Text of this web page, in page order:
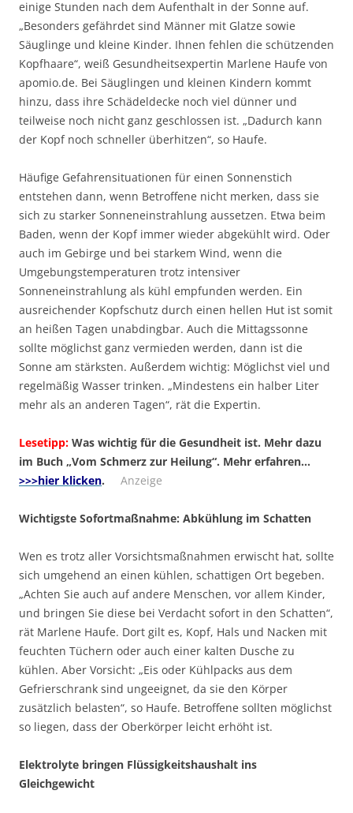
einige Stunden nach dem Aufenthalt in der Sonne auf.
„Besonders gefährdet sind Männer mit Glatze sowie
Säuglinge und kleine Kinder. Ihnen fehlen die schützenden
Kopfhaare“, weiß Gesundheitsexpertin Marlene Haufe von
apomio.de. Bei Säuglingen und kleinen Kindern kommt
hinzu, dass ihre Schädeldecke noch viel dünner und
teilweise noch nicht ganz geschlossen ist. „Dadurch kann
der Kopf noch schneller überhitzen“, so Haufe.
Häufige Gefahrensituationen für einen Sonnenstich
entstehen dann, wenn Betroffene nicht merken, dass sie
sich zu starker Sonneneinstrahlung aussetzen. Etwa beim
Baden, wenn der Kopf immer wieder abgekühlt wird. Oder
auch im Gebirge und bei starkem Wind, wenn die
Umgebungstemperaturen trotz intensiver
Sonneneinstrahlung als kühl empfunden werden. Ein
ausreichender Kopfschutz durch einen hellen Hut ist somit
an heißen Tagen unabdingbar. Auch die Mittagssonne
sollte möglichst ganz vermieden werden, dann ist die
Sonne am stärksten. Außerdem wichtig: Möglichst viel und
regelmäßig Wasser trinken. „Mindestens ein halber Liter
mehr als an anderen Tagen“, rät die Expertin.
Lesetipp: Was wichtig für die Gesundheit ist. Mehr dazu
im Buch „Vom Schmerz zur Heilung“. Mehr erfahren…
>>>hier klicken. Anzeige
Wichtigste Sofortmaßnahme: Abkühlung im Schatten
Wen es trotz aller Vorsichtsmaßnahmen erwischt hat, sollte
sich umgehend an einen kühlen, schattigen Ort begeben.
„Achten Sie auch auf andere Menschen, vor allem Kinder,
und bringen Sie diese bei Verdacht sofort in den Schatten“,
rät Marlene Haufe. Dort gilt es, Kopf, Hals und Nacken mit
feuchten Tüchern oder auch einer kalten Dusche zu
kühlen. Aber Vorsicht: „Eis oder Kühlpacks aus dem
Gefrierschrank sind ungeeignet, da sie den Körper
zusätzlich belasten“, so Haufe. Betroffene sollten möglichst
so liegen, dass der Oberkörper leicht erhöht ist.
Elektrolyte bringen Flüssigkeitshaushalt ins
Gleichgewicht